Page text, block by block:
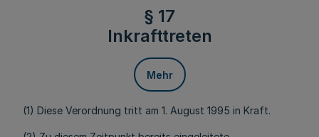
§ 17
Inkrafttreten
Mehr
(1) Diese Verordnung tritt am 1. August 1995 in Kraft.